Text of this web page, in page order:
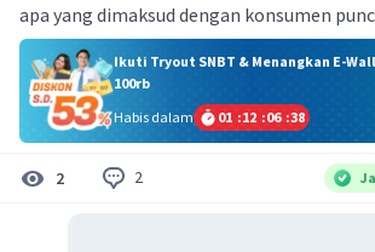
apa yang dimaksud dengan konsumen
Ikuti Tryout SNBT & Menangkan E-
100rb
Habis dalam
01 :12 :06 :38
2 2